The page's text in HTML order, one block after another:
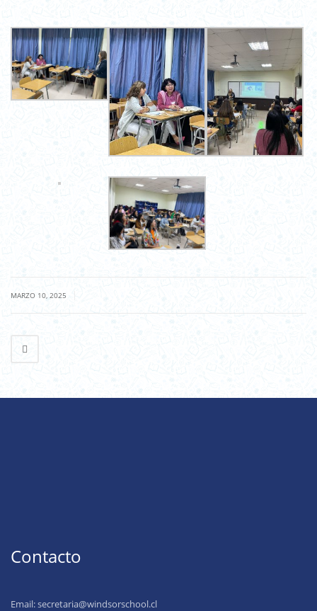
MARZO 10, 2025
Contacto
Email:secretaria@windsorschool.cl